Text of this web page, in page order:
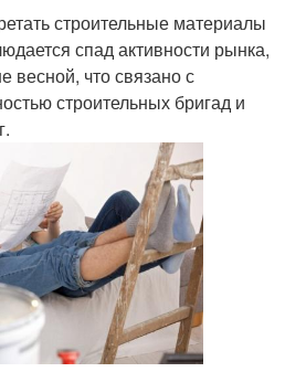
строительные материалы
спад активности рынка,
весной, что связано с
строительных бригад и